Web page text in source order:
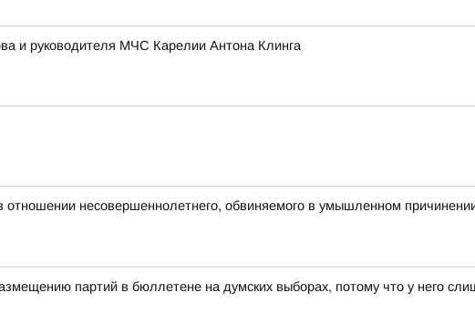
и руководителя МЧС Карелии Антона Клинга
несовершеннолетнего, обвиняемого в умышленном
партий в бюллетене на думских выборах, потому что у него